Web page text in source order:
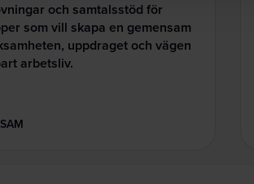
och samtalsstöd för
som vill skapa en gemensam
uppdraget och vägen
arbetsliv.